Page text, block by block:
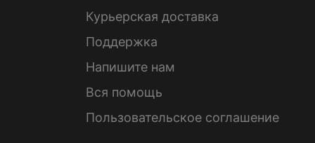
Курьерская доставка
Поддержка
Напишите нам
Вся помощь
Пользовательское соглашение